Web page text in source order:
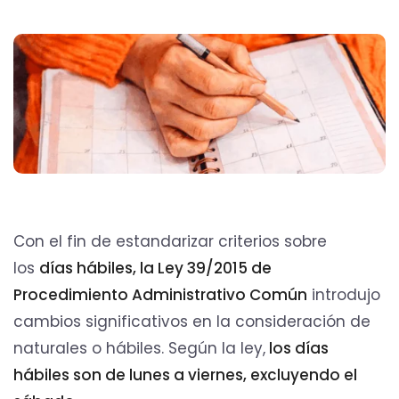
Con el fin de estandarizar criterios sobre
los días hábiles, la Ley 39/2015 de
Procedimiento Administrativo Común introdujo
cambios significativos en la consideración de
naturales o hábiles. Según la ley, los días
hábiles son de lunes a viernes, excluyendo el